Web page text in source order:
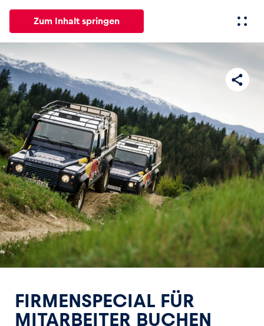
Zum Inhalt springen
News
News
Alle anzeigen
Events
Alle anzeigen
FIRMENSPECIAL FÜR
MITARBEITER BUCHEN